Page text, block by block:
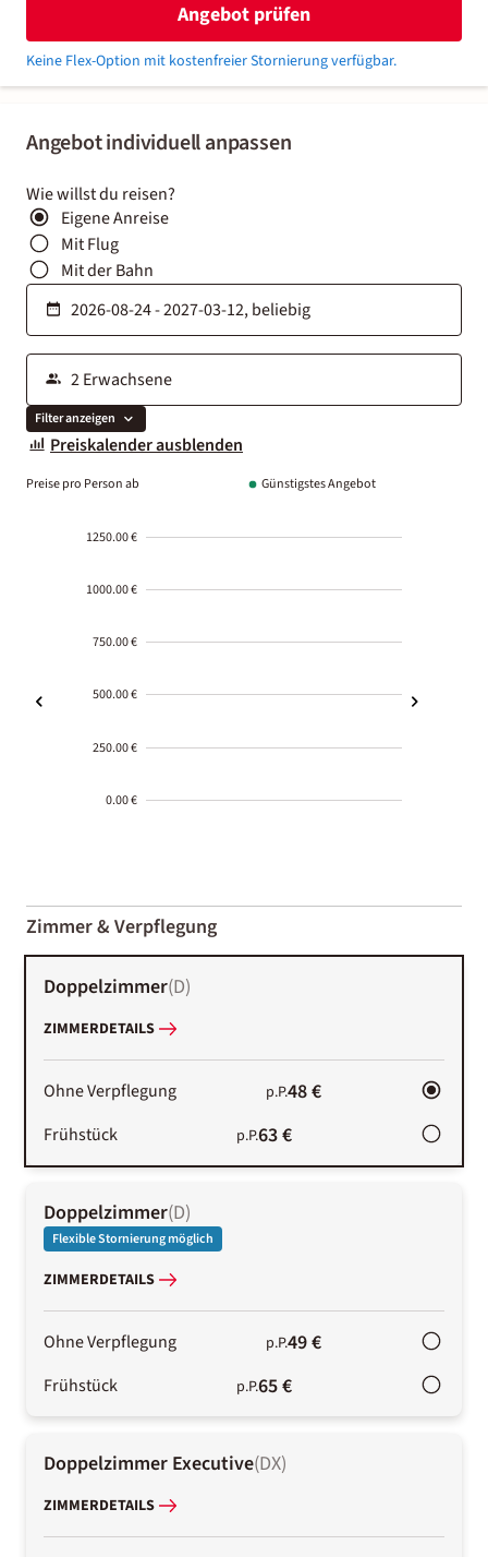
Angebot individuell anpassen
Wie willst du reisen?
Eigene Anreise
Mit Flug
Mit der Bahn
Filter anzeigen
Preiskalender ausblenden
Preise pro Person ab Günstigstes Angebot
1250.00 €
1000.00 €
750.00 €
500.00 €
250.00 €
0.00 €
01-02
Zimmer & Verpflegung
Doppelzimmer(D)
ZIMMERDETAILS
Ohne Verpflegung p.P.48 €
Frühstück p.P.63 €
Doppelzimmer(D)
Flexible Stornierung möglich
ZIMMERDETAILS
Ohne Verpflegung p.P.49 €
Frühstück p.P.65 €
Doppelzimmer Executive(DX)
ZIMMERDETAILS
Angebot prüfen
Keine Flex-Option mit kostenfreier Stornierung verfügbar.